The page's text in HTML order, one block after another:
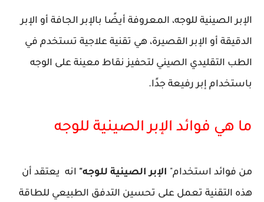
الإبر الصينية للوجه، المعروفة أيضًا بالإبر الجافة أو الإبر
الدقيقة أو الإبر القصيرة، هي تقنية علاجية تستخدم في
الطب التقليدي الصيني لتحفيز نقاط معينة على الوجه
باستخدام إبر رفيعة جدًا.
ما هي فوائد الإبر الصينية للوجه
من فوائد استخدام" الإبر الصينية للوجه" انه يعتقد أن
هذه التقنية تعمل على تحسين التدفق الطبيعي للطاقة